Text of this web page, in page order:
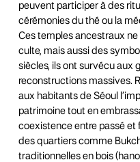
peuvent participer à des
cérémonies du thé ou la
Ces temples ancestraux
culte, mais aussi des
siècles, ils ont survécu aux
reconstructions massives.
aux habitants de Séoul
patrimoine tout en
coexistence entre passé et
des quartiers comme
traditionnelles en bois